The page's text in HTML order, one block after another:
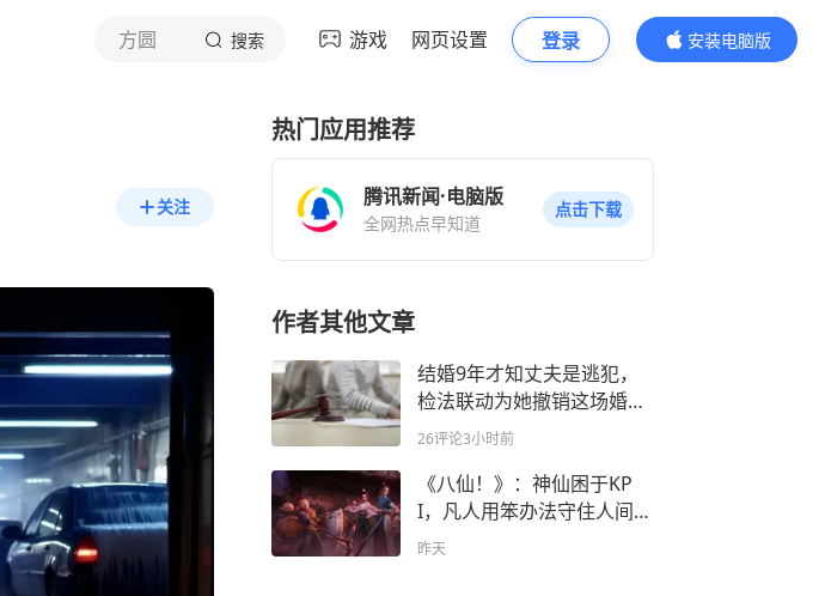
方圆 搜索 游戏 网页设置 登录
安装电脑版
内容更精彩
关注
热门应用推荐
腾讯新闻·电脑版
全网热点早知道
点击下载
作者其他文章
结婚9年才知丈夫是逃犯，
检法联动为她撤销这场婚姻
登记
26评论3小时前
《八仙！》：神仙困于KP
I，凡人用笨办法守住人间是
非标准
昨天